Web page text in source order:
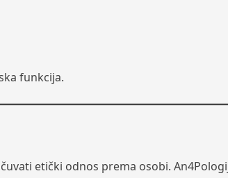
funkcija.
etički odnos prema osobi.